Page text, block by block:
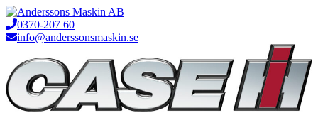
Hoppa
till
innehåll
0370-207 60
info@anderssonsmaskin.se